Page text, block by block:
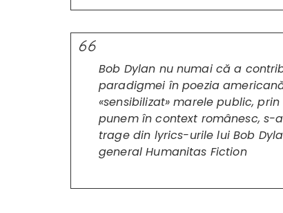
Bob Dylan nu numai că a
paradigmei în poezia
«sensibilizat» marele public,
punem în context românesc, s-
trage din lyrics-urile lui Bob
general Humanitas Fiction